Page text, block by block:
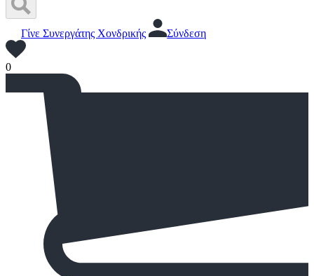
Γίνε Συνεργάτης Χονδρικής Σύνδεση
0